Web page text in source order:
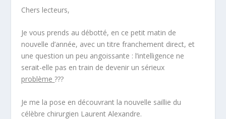
Chers lecteurs,
Je vous prends au débotté, en ce petit matin de
nouvelle d’année, avec un titre franchement direct, et
une question un peu angoissante : l’intelligence ne
serait-elle pas en train de devenir un sérieux
problème???
Je me la pose en découvrant la nouvelle saillie du
célèbre chirurgien Laurent Alexandre.